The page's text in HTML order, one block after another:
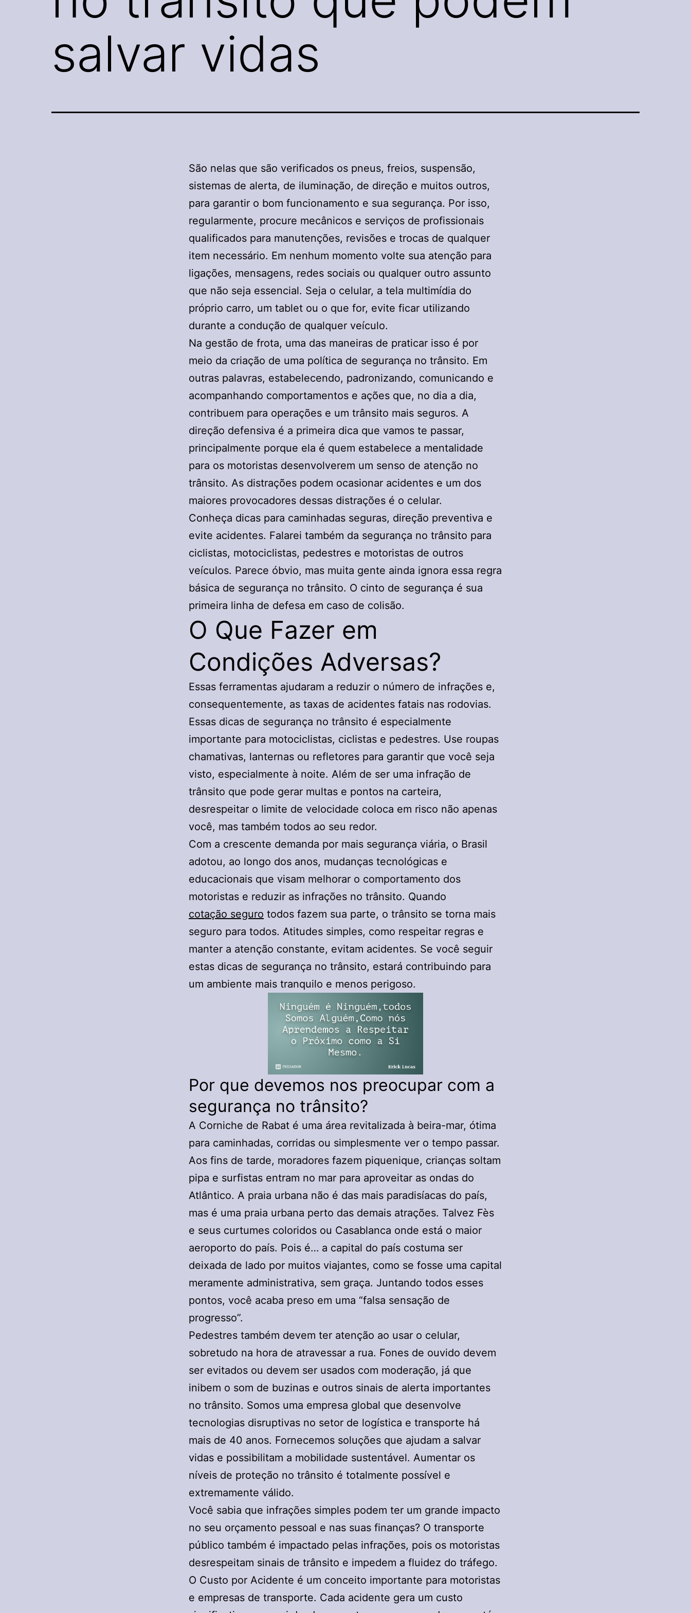
salvar vidas
São nelas que são verificados os pneus, freios, suspensão,
sistemas de alerta, de iluminação, de direção e muitos outros,
para garantir o bom funcionamento e sua segurança. Por isso,
regularmente, procure mecânicos e serviços de profissionais
qualificados para manutenções, revisões e trocas de qualquer
item necessário. Em nenhum momento volte sua atenção para
ligações, mensagens, redes sociais ou qualquer outro assunto
que não seja essencial. Seja o celular, a tela multimídia do
próprio carro, um tablet ou o que for, evite ficar utilizando
durante a condução de qualquer veículo.
Na gestão de frota, uma das maneiras de praticar isso é por
meio da criação de uma política de segurança no trânsito. Em
outras palavras, estabelecendo, padronizando, comunicando e
acompanhando comportamentos e ações que, no dia a dia,
contribuem para operações e um trânsito mais seguros. A
direção defensiva é a primeira dica que vamos te passar,
principalmente porque ela é quem estabelece a mentalidade
para os motoristas desenvolverem um senso de atenção no
trânsito. As distrações podem ocasionar acidentes e um dos
maiores provocadores dessas distrações é o celular.
Conheça dicas para caminhadas seguras, direção preventiva e
evite acidentes. Falarei também da segurança no trânsito para
ciclistas, motociclistas, pedestres e motoristas de outros
veículos. Parece óbvio, mas muita gente ainda ignora essa regra
básica de segurança no trânsito. O cinto de segurança é sua
primeira linha de defesa em caso de colisão.
O Que Fazer em
Condições Adversas?
Essas ferramentas ajudaram a reduzir o número de infrações e,
consequentemente, as taxas de acidentes fatais nas rodovias.
Essas dicas de segurança no trânsito é especialmente
importante para motociclistas, ciclistas e pedestres. Use roupas
chamativas, lanternas ou refletores para garantir que você seja
visto, especialmente à noite. Além de ser uma infração de
trânsito que pode gerar multas e pontos na carteira,
desrespeitar o limite de velocidade coloca em risco não apenas
você, mas também todos ao seu redor.
Com a crescente demanda por mais segurança viária, o Brasil
adotou, ao longo dos anos, mudanças tecnológicas e
educacionais que visam melhorar o comportamento dos
motoristas e reduzir as infrações no trânsito. Quando
cotação seguro todos fazem sua parte, o trânsito se torna mais
seguro para todos. Atitudes simples, como respeitar regras e
manter a atenção constante, evitam acidentes. Se você seguir
estas dicas de segurança no trânsito, estará contribuindo para
um ambiente mais tranquilo e menos perigoso.
Por que devemos nos preocupar com a
segurança no trânsito?
A Corniche de Rabat é uma área revitalizada à beira-mar, ótima
para caminhadas, corridas ou simplesmente ver o tempo passar.
Aos fins de tarde, moradores fazem piquenique, crianças soltam
pipa e surfistas entram no mar para aproveitar as ondas do
Atlântico. A praia urbana não é das mais paradisíacas do país,
mas é uma praia urbana perto das demais atrações. Talvez Fès
e seus curtumes coloridos ou Casablanca onde está o maior
aeroporto do país. Pois é… a capital do país costuma ser
deixada de lado por muitos viajantes, como se fosse uma capital
meramente administrativa, sem graça. Juntando todos esses
pontos, você acaba preso em uma “falsa sensação de
progresso”.
Pedestres também devem ter atenção ao usar o celular,
sobretudo na hora de atravessar a rua. Fones de ouvido devem
ser evitados ou devem ser usados com moderação, já que
inibem o som de buzinas e outros sinais de alerta importantes
no trânsito. Somos uma empresa global que desenvolve
tecnologias disruptivas no setor de logística e transporte há
mais de 40 anos. Fornecemos soluções que ajudam a salvar
vidas e possibilitam a mobilidade sustentável. Aumentar os
níveis de proteção no trânsito é totalmente possível e
extremamente válido.
Você sabia que infrações simples podem ter um grande impacto
no seu orçamento pessoal e nas suas finanças? O transporte
público também é impactado pelas infrações, pois os motoristas
desrespeitam sinais de trânsito e impedem a fluidez do tráfego.
O Custo por Acidente é um conceito importante para motoristas
e empresas de transporte. Cada acidente gera um custo